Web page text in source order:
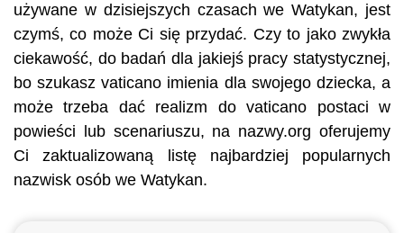
używane w dzisiejszych czasach we Watykan, jest
czymś, co może Ci się przydać. Czy to jako zwykła
ciekawość, do badań dla jakiejś pracy statystycznej,
bo szukasz vaticano imienia dla swojego dziecka, a
może trzeba dać realizm do vaticano postaci w
powieści lub scenariuszu, na nazwy.org oferujemy
Ci zaktualizowaną listę najbardziej popularnych
nazwisk osób we Watykan.